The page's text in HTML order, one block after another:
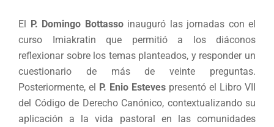
El P. Domingo Bottassoinauguró las jornadas con el
curso Imiakratin que permitió a los diáconos
reflexionar sobre los temas planteados, y responder un
cuestionario de más de veinte preguntas.
Posteriormente, el
P. Enio Esteves presentó el Libro VII
del Código de Derecho Canónico, contextualizando su
aplicación a la vida pastoral en las comunidades